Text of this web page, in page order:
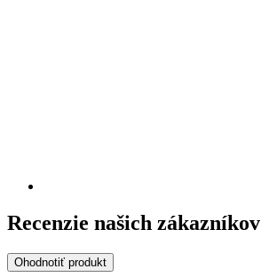
Recenzie našich zákazníkov
Ohodnotiť produkt